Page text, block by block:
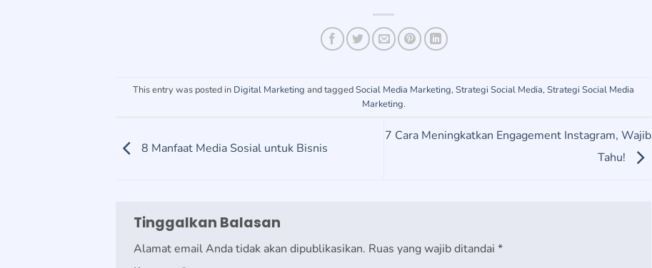
This entry was posted in Digital Marketing and taggedSocial Media Marketing, Strategi Social Media, Strategi Social Media
Marketing.
8 Manfaat Media Sosial untuk Bisnis
7 Cara Meningkatkan Engagement Instagram, Wajib
Tahu!
Tinggalkan Balasan
Alamat email Anda tidak akan dipublikasikan. Ruas yang wajib ditandai *